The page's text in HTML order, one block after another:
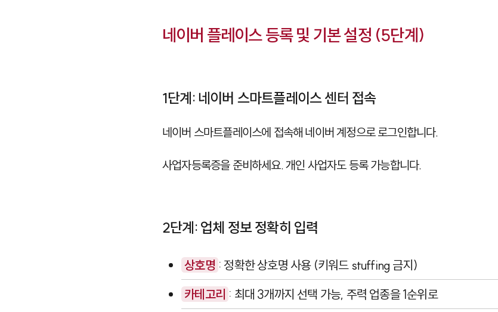
네이버 플레이스 등록 및 기본 설정 (5단계)
1단계: 네이버 스마트플레이스 센터 접속
네이버 스마트플레이스에 접속해 네이버 계정으로 로그인합니다.
사업자등록증을 준비하세요. 개인 사업자도 등록 가능합니다.
2단계: 업체 정보 정확히 입력
상호명 : 정확한 상호명 사용 (키워드 stuffing 금지)
카테고리 : 최대 3개까지 선택 가능, 주력 업종을 1순위로